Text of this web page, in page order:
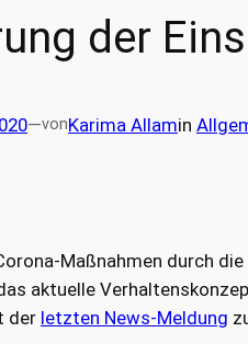
der
—vonKarima Allamin
Maßnahmen durch
aktuelle
der letzten News-Meldung